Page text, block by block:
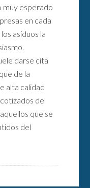
muy esperado
en cada
asiduos la
darse cita
de la
alta calidad
del
que se
del